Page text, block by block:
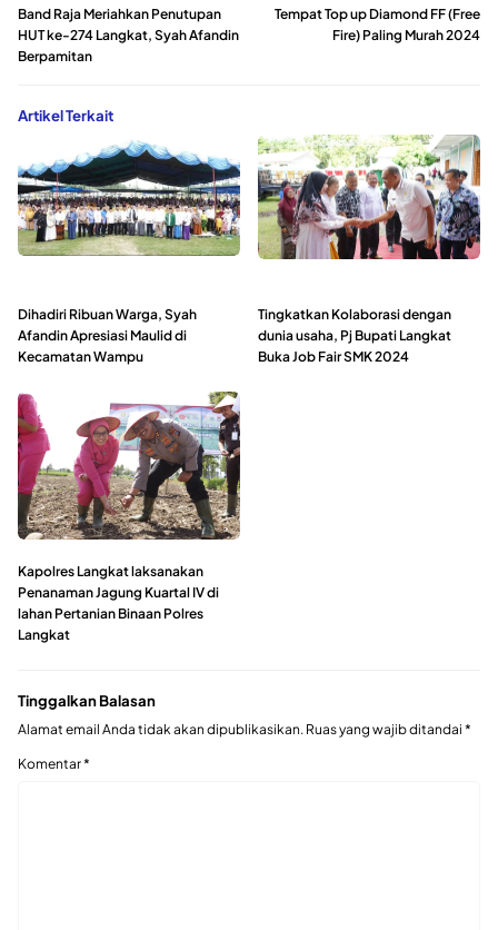
Band Raja Meriahkan Penutupan
HUT ke-274 Langkat, Syah Afandin
Berpamitan
Tempat Top up Diamond FF (Free
Fire) Paling Murah 2024
Artikel Terkait
Dihadiri Ribuan Warga, Syah
Afandin Apresiasi Maulid di
Kecamatan Wampu
Tingkatkan Kolaborasi dengan
dunia usaha, Pj Bupati Langkat
Buka Job Fair SMK 2024
Kapolres Langkat laksanakan
Penanaman Jagung Kuartal IV di
lahan Pertanian Binaan Polres
Langkat
Tinggalkan Balasan
Alamat email Anda tidak akan dipublikasikan. Ruas yang wajib ditandai *
Komentar*